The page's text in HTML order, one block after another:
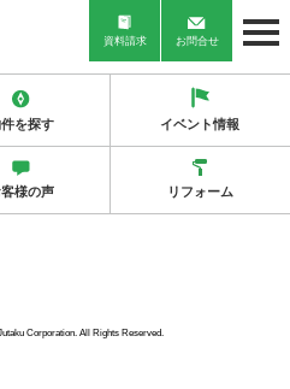
資料請求 お問合せ
を探す イベント情報
客様の声 リフォーム
Corporation. All Rights Reserved.